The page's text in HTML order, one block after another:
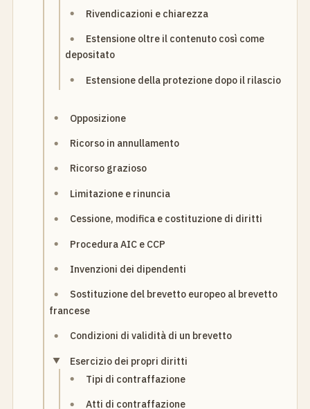
Rivendicazioni e chiarezza
Estensione oltre il contenuto così come
depositato
Estensione della protezione dopo il rilascio
Opposizione
Ricorso in annullamento
Ricorso grazioso
Limitazione e rinuncia
Cessione, modifica e costituzione di diritti
Procedura AIC e CCP
Invenzioni dei dipendenti
Sostituzione del brevetto europeo al brevetto
francese
Condizioni di validità di un brevetto
Esercizio dei propri diritti
Tipi di contraffazione
Atti di contraffazione